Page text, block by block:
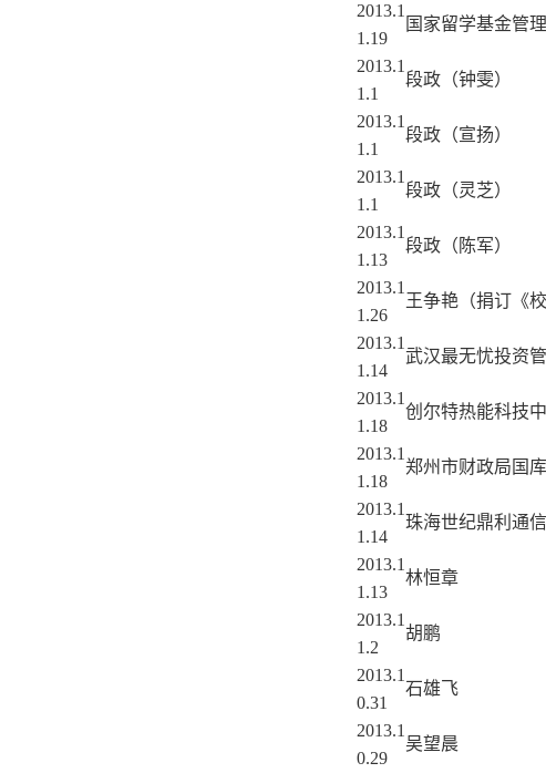
2013.1
1.19
国家留学基金管
2013.1
1.1
段政（钟雯）
2013.1
1.1
段政（宣扬）
2013.1
1.1
段政（灵芝）
2013.1
1.13
段政（陈军）
2013.1
1.26
王争艳（捐订《
2013.1
1.14
武汉最无忧投资
2013.1
1.18
创尔特热能科技
2013.1
1.18
郑州市财政局国
2013.1
1.14
珠海世纪鼎利通
2013.1
1.13
林恒章
2013.1
1.2
胡鹏
2013.1
0.31
石雄飞
2013.1
0.29
吴望晨